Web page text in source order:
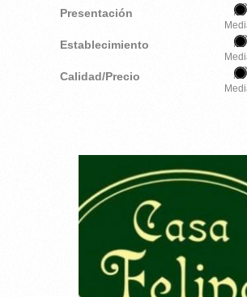
Presentación
Establecimiento
Calidad/Precio